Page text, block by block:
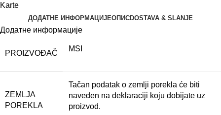
Karte
ДОДАТНЕ ИНФОРМАЦИЈЕОПИСDOSTAVA & SLANJE
Додатне информације
PROIZVOĐAČ
MSI
ZEMLJA
POREKLA
Tačan podatak o zemlji porekla će biti
naveden na deklaraciji koju dobijate uz
proizvod.